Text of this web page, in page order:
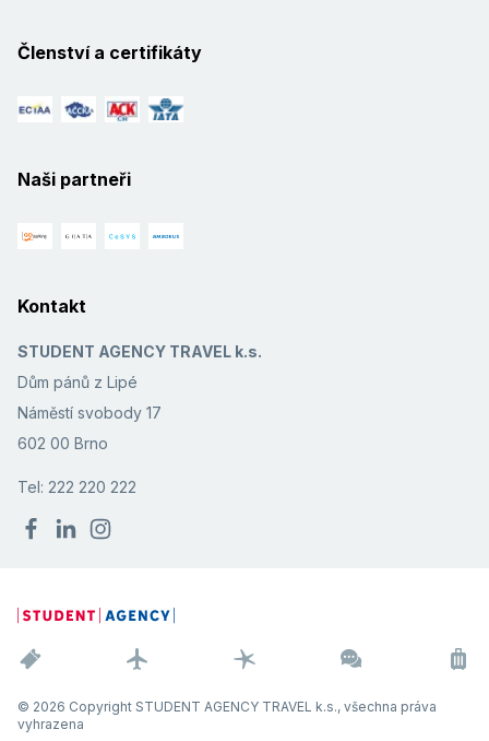
Členství a certifikáty
Naši partneři
Kontakt
STUDENT AGENCY TRAVEL k.s.
Dům pánů z Lipé
Náměstí svobody 17
602 00 Brno
Tel: 222 220 222
© 2026 Copyright STUDENT AGENCY TRAVEL k.s., všechna práva
vyhrazena